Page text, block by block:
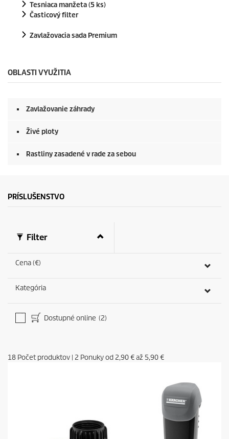
Tesniaca manžeta (5 ks)
Časticový filter
Zavlažovacia sada Premium
OBLASTI VYUŽITIA
Zavlažovanie záhrady
Živé ploty
Rastliny zasadené v rade za sebou
PRÍSLUŠENSTVO
Filter
Cena (€)
Kategória
Dostupné online (2)
18 Počet produktov | 2 Ponuky od 2,90 €až 5,90 €